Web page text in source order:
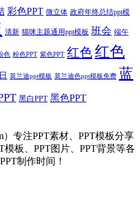
彩色PPT 微立体 政府年终总结ppt模
清新 猫咪主题通用ppt模板 班会 端午
色 粉色PPT 紫色PPT 红色红色
莫兰迪ppt模板 莫兰迪色ppt模板免费 蓝
黑白PPT 黑色PPT
）专注PPT素材、PPT模板分享
板、PPT图片、PPT背景等各
制作时间！